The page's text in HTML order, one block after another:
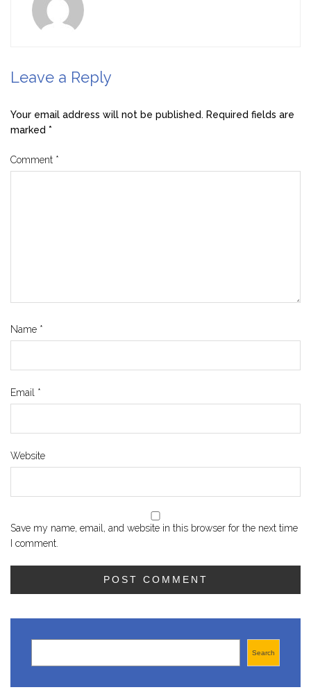
Leave a Reply
Your email address will not be published. Required fields are
marked *
Comment *
Name *
Email *
Website
Save my name, email, and website in this browser for the next time
I comment.
Search